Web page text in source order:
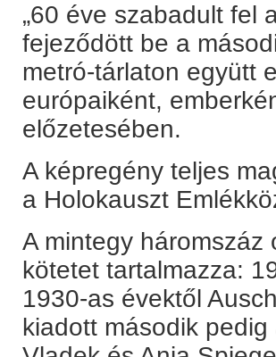
„60 éve szabadult fel
fejeződött be a
metró-tárlaton együtt
európaiként,
előzetesében.
A képregény teljes
a Holokauszt
A mintegy háromszáz
kötetet tartalmazza:
1930-as évektől
kiadott második